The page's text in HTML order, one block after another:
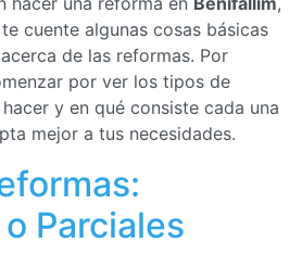
cuente algunas cosas básicas
de las reformas. Por
por ver los tipos de
y en qué consiste cada una
mejor a tus necesidades.
Parciales